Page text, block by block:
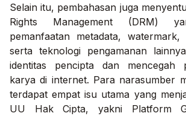
Selain itu, pembahasan juga
Rights Management (DRM)
pemanfaatan metadata, watermark,
serta teknologi pengamanan
identitas pencipta dan mencegah
karya di internet. Para narasumber
terdapat empat isu utama yang
UU Hak Cipta, yakni Platform